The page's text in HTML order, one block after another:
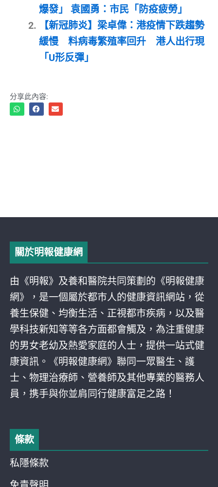
爆發」 袁國勇：市民「防疫疲勞」
【新冠肺炎】梁卓偉：港疫情下跌趨勢
緩慢 料病毒繁殖率回升 港人出行現
「U形反彈」
分享此內容:
關於明報健康網
由《明報》及養和醫院共同策劃的《明報健康
網》，是一個屬於都巿人的健康資訊網站，從
養生保健、均衡生活、正視都巿疾病，以及醫
學科技新知等等各方面都會觸及，為注重健康
的男女老幼及熱愛家庭的人士，提供一站式健
康資訊。《明報健康網》聯同一眾醫生、護
士、物理治療師、營養師及其他專業的醫務人
員，携手與你並肩同行健康富足之路！
條款
私隱條款